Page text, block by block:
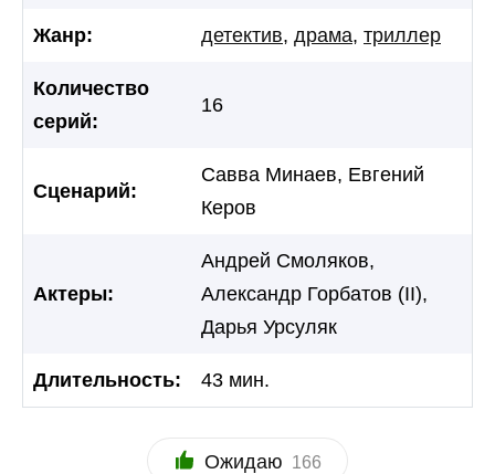
Жанр: детектив, драма, триллер
Количество
серий:
16
Сценарий:
Савва Минаев, Евгений
Керов
Актеры:
Андрей Смоляков,
Александр Горбатов (II),
Дарья Урсуляк
Длительность: 43 мин.
Ожидаю 166